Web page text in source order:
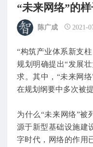
“未来网络”的
陈广成 2021-
“构筑产业体系新支
规划明确提出“发展
求。其中，“未来网
在规划纲要中多次被
为什么“未来网络”被
源于新型基础设施建
字时代，网络的作用